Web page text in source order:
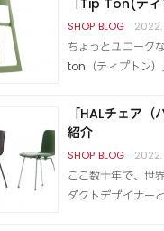
「Tip Ton(ティ
ちょっとユニーク
ton（ティプトン
「HALチェア
紹介
ここ数十年で、世
ダクトデザイナー